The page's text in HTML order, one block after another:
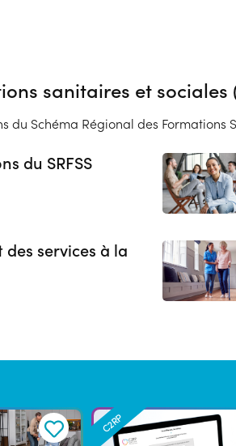
sanitaires et sociales
du Schéma Régional des Formations
du SRFSS
services à la
C2RP